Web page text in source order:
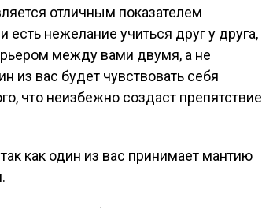
отличным показателем
есть нежелание учиться друг у друга,
между вами двумя, а не
из вас будет чувствовать себя
что неизбежно создаст препятствие
как один из вас принимает мантию